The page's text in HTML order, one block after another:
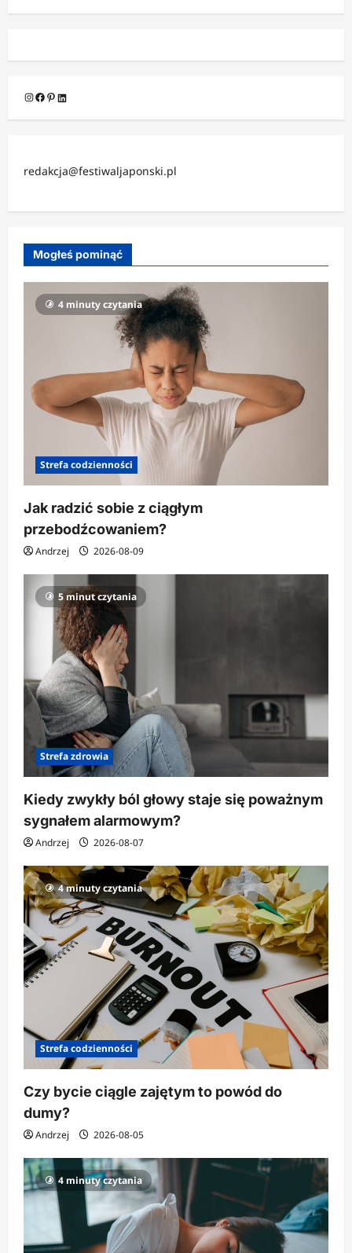
Instagram
Facebook
Pinterest
LinkedIn
redakcja@festiwaljaponski.pl
Mogłeś pominąć
4 minuty czytania
Strefa codzienności
Jak radzić sobie z ciągłym
przebodźcowaniem?
Andrzej 2026-08-09
5 minut czytania
Strefa zdrowia
Kiedy zwykły ból głowy staje się poważnym
sygnałem alarmowym?
Andrzej 2026-08-07
4 minuty czytania
Strefa codzienności
Czy bycie ciągle zajętym to powód do
dumy?
Andrzej 2026-08-05
4 minuty czytania